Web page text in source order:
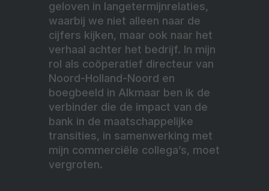
geloven in langetermijnrelaties,
waarbij we niet alleen naar de
cijfers kijken, maar ook naar het
verhaal achter het bedrijf. In mijn
rol als coöperatief directeur van
Noord-Holland-Noord en
boegbeeld in Alkmaar ben ik de
verbinder die de impact van de
bank in de maatschappelijke
transities, in samenwerking met
mijn commerciële collega’s, moet
vergroten.